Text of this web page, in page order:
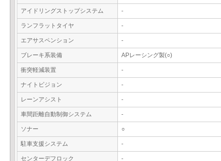
アイドリングストップシステム -
ランフラットタイヤ -
エアサスペンション -
ブレーキ系装備 APレーシング製(○)
衝突軽減装置 -
ナイトビジョン -
レーンアシスト -
車間距離自動制御システム -
ソナー ○
駐車支援システム -
センターデフロック -